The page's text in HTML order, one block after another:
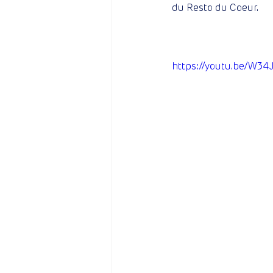
du Resto du Coeur.
https://youtu.be/